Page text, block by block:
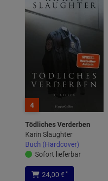
4
Tödliches Verderben
Karin Slaughter
Buch (Hardcover)
Sofort lieferbar
24,00 € *